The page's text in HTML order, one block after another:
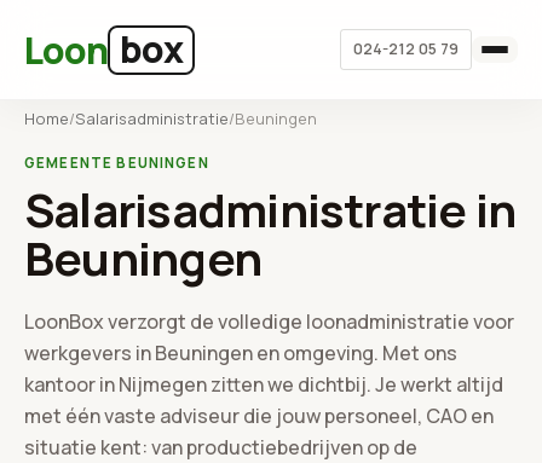
Loon box 024-212 05 79
Home/Salarisadministratie/Beuningen
GEMEENTE BEUNINGEN
Salarisadministratie in
Beuningen
LoonBox verzorgt de volledige loonadministratie voor
werkgevers in Beuningen en omgeving. Met ons
kantoor in Nijmegen zitten we dichtbij. Je werkt altijd
met één vaste adviseur die jouw personeel, CAO en
situatie kent: van productiebedrijven op de